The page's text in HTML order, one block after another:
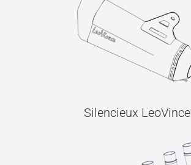
Silencieux LeoVince